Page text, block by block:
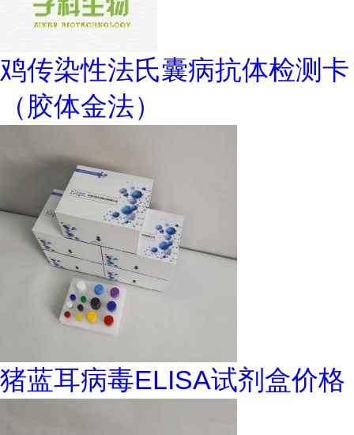
鸡传染性法氏囊病抗体检测卡
（胶体金法）
猪蓝耳病毒ELISA试剂盒价格